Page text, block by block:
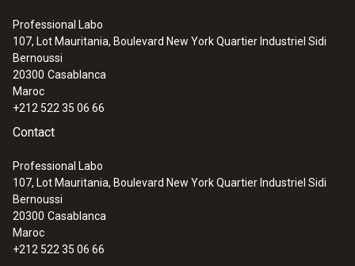
Professional Labo
107, Lot Mauritania, Boulevard New York Quartier Industriel Sidi
Bernoussi
20300 Casablanca
Maroc
+212 522 35 06 66
Contact
Professional Labo
107, Lot Mauritania, Boulevard New York Quartier Industriel Sidi
Bernoussi
20300 Casablanca
Maroc
+212 522 35 06 66